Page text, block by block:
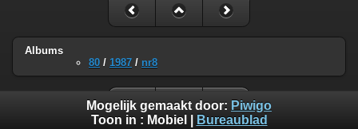
Albums
80 / 1987 / nr8
Mogelijk gemaakt door: Piwigo
Toon in : Mobiel Bureaublad